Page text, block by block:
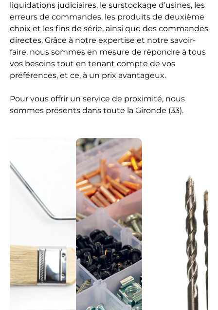
liquidations judiciaires, le surstockage d’usines, les
erreurs de commandes, les produits de deuxième
choix et les fins de série, ainsi que des commandes
directes. Grâce à notre expertise et notre savoir-
faire, nous sommes en mesure de répondre à tous
vos besoins tout en tenant compte de vos
préférences, et ce, à un prix avantageux.
Pour vous offrir un service de proximité, nous
sommes présents dans toute la Gironde (33).